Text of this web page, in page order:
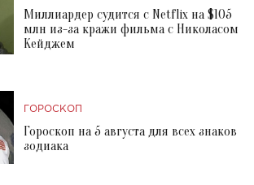
Миллиардер судится с Netflix на $105
млн из-за кражи фильма с Николасом
Кейджем
ГОРОСКОП
Гороскоп на 5 августа для всех знаков
зодиака